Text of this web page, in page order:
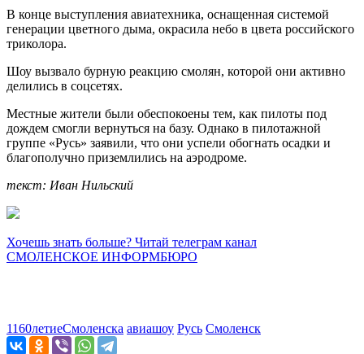
В конце выступления авиатехника, оснащенная системой
генерации цветного дыма, окрасила небо в цвета российского
триколора.
Шоу вызвало бурную реакцию смолян, которой они активно
делились в соцсетях.
Местные жители были обеспокоены тем, как пилоты под
дождем смогли вернуться на базу. Однако в пилотажной
группе «Русь» заявили, что они успели обогнать осадки и
благополучно приземлились на аэродроме.
текст: Иван Нильский
Хочешь знать больше? Читай телеграм канал
СМОЛЕНСКОЕ ИНФОРМБЮРО
1160летиеСмоленска авиашоу Русь Смоленск